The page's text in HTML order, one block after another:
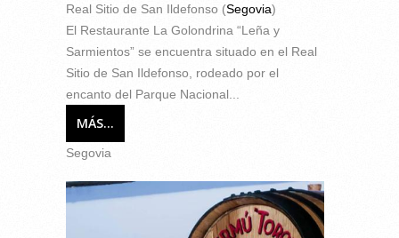
Real Sitio de San Ildefonso (Segovia)
El Restaurante La Golondrina “Leña y
Sarmientos” se encuentra situado en el Real
Sitio de San Ildefonso, rodeado por el
encanto del Parque Nacional...
MÁS...
Segovia